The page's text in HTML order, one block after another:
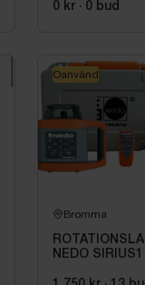
0 kr · 0 bud
Bromma
NEDO SIRIUS1
Oanvänd